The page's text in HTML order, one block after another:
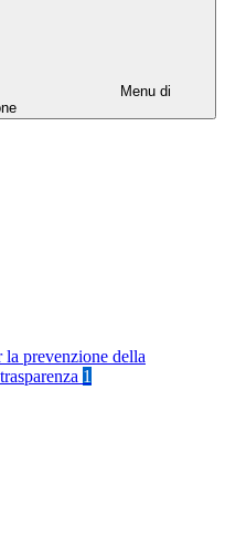
Menu di
la prevenzione della
1